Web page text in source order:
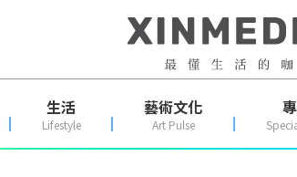
生活
Lifestyle
藝術文化
Art Pulse